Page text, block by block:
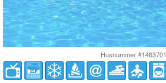
Husnummer #1463701